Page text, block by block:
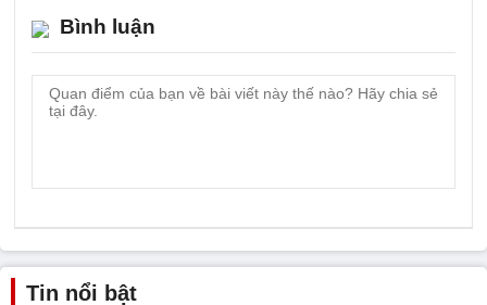
Bình luận
Tin nổi bật